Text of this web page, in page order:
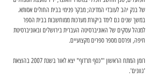
של בנק יהב לעובדי המדינה; מבקר פנימי בבית החולים אסותא.
במשך שנים גם לימד ביקורת מערכות ממוחשבות בבית הספר
למנהל עסקים של האוניברסיטה העברית בירושלים ובאוניברסיטת
חיפה, ופרסם מספר ספרים מקצועיים.
רומן המתח הראשון '"כסף תרדוף" יצא לאור בשנת 2007 בהוצאת
'גוונים'.